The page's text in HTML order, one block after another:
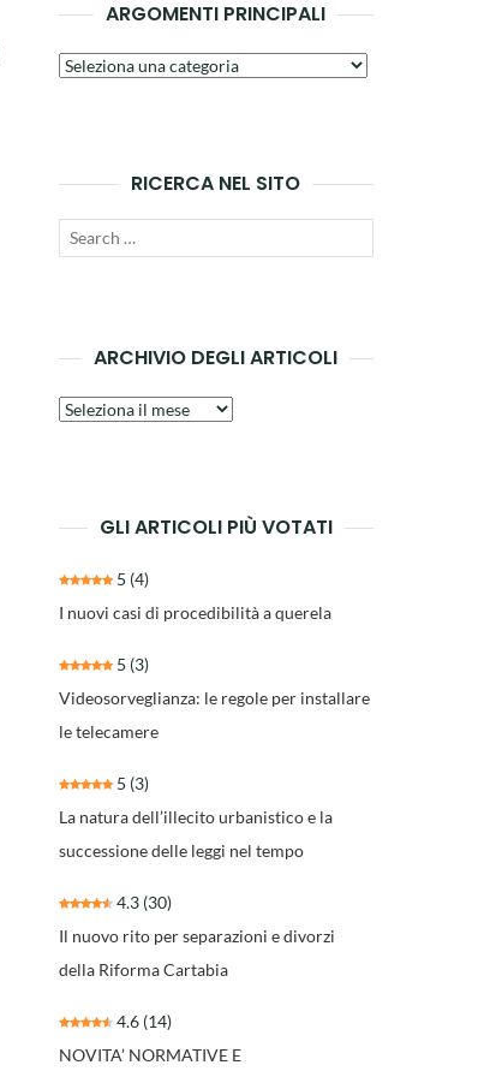
ARGOMENTI PRINCIPALI
Argomenti
RICERCA NEL SITO
Search
ARCHIVIO DEGLI ARTICOLI
Archivio
GLI ARTICOLI PIÙ VOTATI
5 (4)
I nuovi casi di procedibilità a querela
5 (3)
Videosorveglianza: le regole per installare
le telecamere
5 (3)
La natura dell’illecito urbanistico e la
successione delle leggi nel tempo
4.3 (30)
Il nuovo rito per separazioni e divorzi
della Riforma Cartabia
4.6 (14)
NOVITA’ NORMATIVE E